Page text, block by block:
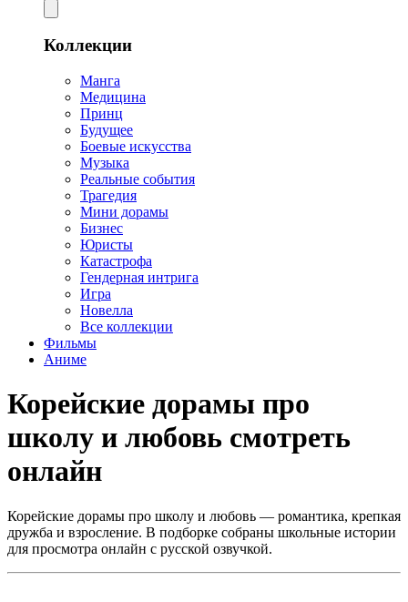
Коллекции
Манга
Медицина
Принц
Будущее
Боевые искусства
Музыка
Реальные события
Трагедия
Мини дорамы
Бизнес
Юристы
Катастрофа
Гендерная интрига
Игра
Новелла
Все коллекции
Фильмы
Аниме
Корейские дорамы про
школу и любовь смотреть
онлайн
Корейские дорамы про школу и любовь — романтика, крепкая
дружба и взросление. В подборке собраны школьные истории
для просмотра онлайн с русской озвучкой.